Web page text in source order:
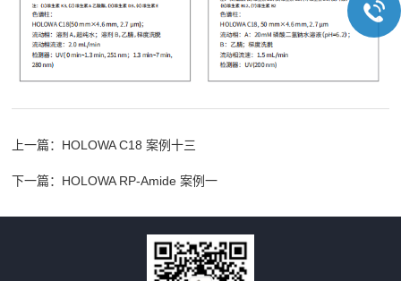
上一篇： HOLOWA C18 案例十三
下一篇： HOLOWA RP-Amide 案例一